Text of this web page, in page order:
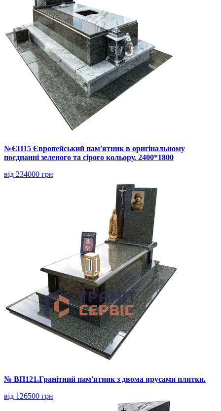
№ЄП15 Європейський пам'ятник в оригінальному
поєднанні зеленого та сірого кольору. 2400*1800
від 234000 грн
№ ВП121.Гранітний пам'ятник з двома ярусами плитки.
від 126500 грн